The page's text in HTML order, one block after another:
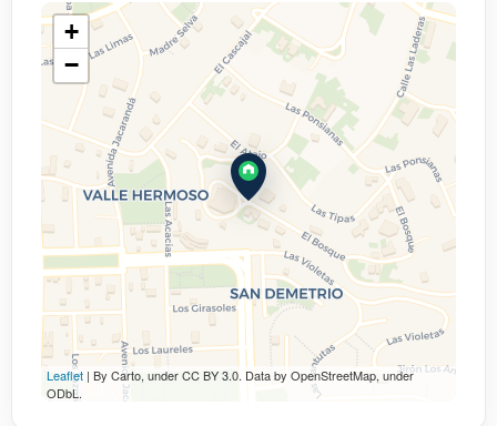
+
−
Leaflet | By Carto, under CC BY 3.0. Data by OpenStreetMap, under
ODbL.